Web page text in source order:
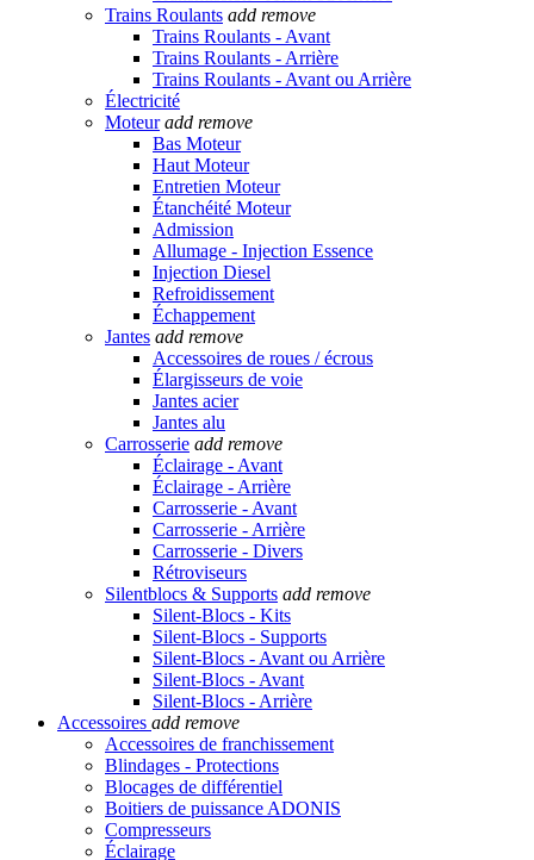
Trains Roulants add remove
Trains Roulants - Avant
Trains Roulants - Arrière
Trains Roulants - Avant ou Arrière
Électricité
Moteur add remove
Bas Moteur
Haut Moteur
Entretien Moteur
Étanchéité Moteur
Admission
Allumage - Injection Essence
Injection Diesel
Refroidissement
Échappement
Jantes add remove
Accessoires de roues / écrous
Élargisseurs de voie
Jantes acier
Jantes alu
Carrosserie add remove
Éclairage - Avant
Éclairage - Arrière
Carrosserie - Avant
Carrosserie - Arrière
Carrosserie - Divers
Rétroviseurs
Silentblocs & Supports add remove
Silent-Blocs - Kits
Silent-Blocs - Supports
Silent-Blocs - Avant ou Arrière
Silent-Blocs - Avant
Silent-Blocs - Arrière
Accessoires add remove
Accessoires de franchissement
Blindages - Protections
Blocages de différentiel
Boitiers de puissance ADONIS
Compresseurs
Éclairage